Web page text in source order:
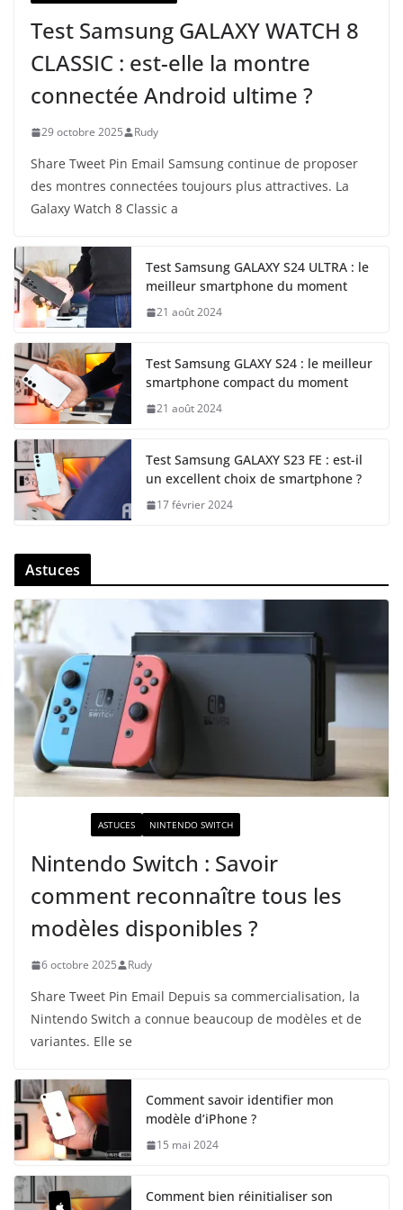
Test Samsung GALAXY WATCH 8
CLASSIC : est-elle la montre
connectée Android ultime ?
29 octobre 2025 Rudy
Share Tweet Pin Email Samsung continue de proposer
des montres connectées toujours plus attractives. La
Galaxy Watch 8 Classic a
Test Samsung GALAXY S24 ULTRA : le
meilleur smartphone du moment
21 août 2024
Test Samsung GLAXY S24 : le meilleur
smartphone compact du moment
21 août 2024
Test Samsung GALAXY S23 FE : est-il
un excellent choix de smartphone ?
17 février 2024
Astuces
ASTUCES NINTENDO SWITCH
Nintendo Switch : Savoir
comment reconnaître tous les
modèles disponibles ?
6 octobre 2025 Rudy
Share Tweet Pin Email Depuis sa commercialisation, la
Nintendo Switch a connue beaucoup de modèles et de
variantes. Elle se
Comment savoir identifier mon
modèle d’iPhone ?
15 mai 2024
Comment bien réinitialiser son